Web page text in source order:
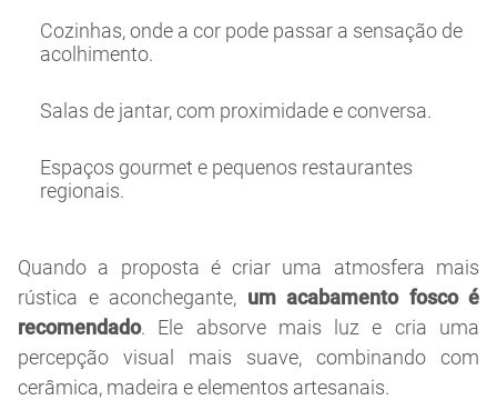
Cozinhas, onde a cor pode passar a sensação de
acolhimento.
Salas de jantar, com proximidade e conversa.
Espaços gourmet e pequenos restaurantes
regionais.
Quando a proposta é criar uma atmosfera mais
rústica e aconchegante, um acabamento fosco é
recomendado. Ele absorve mais luz e cria uma
percepção visual mais suave, combinando com
cerâmica, madeira e elementos artesanais.